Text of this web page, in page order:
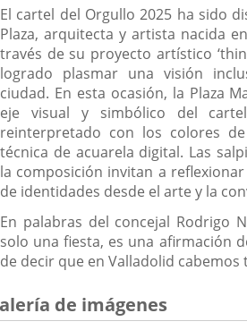
El cartel del Orgullo 2025 ha sido
Plaza, arquitecta y artista nacida
través de su proyecto artístico
logrado plasmar una visión
ciudad. En esta ocasión, la Plaza
eje visual y simbólico del
reinterpretado con los colores
técnica de acuarela digital. Las
la composición invitan a
de identidades desde el arte y la
En palabras del concejal Rodrigo
solo una fiesta, es una afirmación
de decir que en Valladolid cabemos
de imágenes